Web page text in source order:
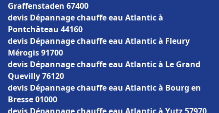
Graffenstaden 67400
devis Dépannage chauffe eau Atlantic à
Pontchâteau 44160
devis Dépannage chauffe eau Atlantic à Fleury
Mérogis 91700
devis Dépannage chauffe eau Atlantic à Le Grand
Quevilly 76120
devis Dépannage chauffe eau Atlantic à Bourg en
Bresse 01000